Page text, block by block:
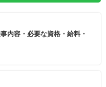
内容・必要な資格・給料・